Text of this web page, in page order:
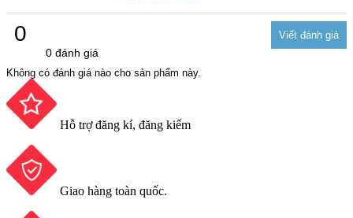
0
0 đánh giá
Không có đánh giá nào cho sản phẩm này.
Hỗ trợ đăng kí, đăng kiểm
Giao hàng toàn quốc.